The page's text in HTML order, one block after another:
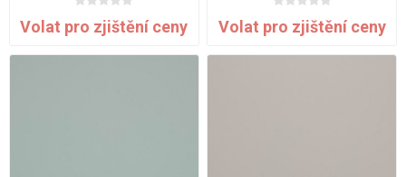
Volat pro zjištění ceny Volat pro zjištění ceny